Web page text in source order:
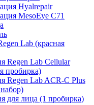
Hyalrepair
MesoEye C71
Lab (красная
Regen Lab Cellular
пробирка)
Regen Lab ACR-C Plus
для лица (1 пробирка)